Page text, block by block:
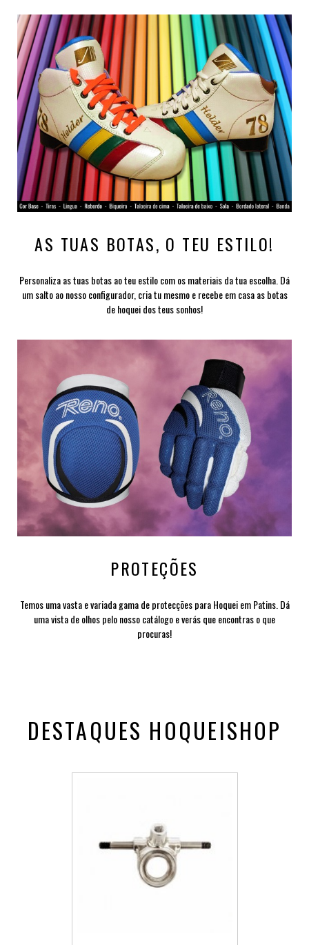
AS TUAS BOTAS, O TEU ESTILO!
Personaliza as tuas botas ao teu estilo com os materiais da tua escolha. Dá
um salto ao nosso configurador, cria tu mesmo e recebe em casa as botas
de hoquei dos teus sonhos!
PROTEÇÕES
Temos uma vasta e variada gama de protecções para Hoquei em Patins. Dá
uma vista de olhos pelo nosso catálogo e verás que encontras o que
procuras!
DESTAQUES HOQUEISHOP